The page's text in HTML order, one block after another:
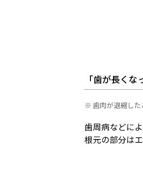
「歯が長くな
※ 歯肉が退縮した
歯周病などに
根元の部分は